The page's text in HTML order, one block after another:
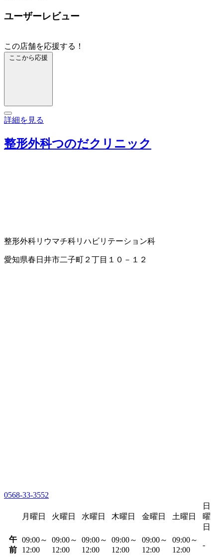
ユーザーレビュー
この店舗を応援する！
ここから応援
詳細を見る
整形外科つのだクリニック
整形外科リウマチ科リハビリテーション科
愛知県春日井市二子町２丁目１０－１２
0568-33-3552
月曜日 火曜日 水曜日 木曜日 金曜日 土曜日
日
曜
日
午
前
09:00～
12:00
09:00～
12:00
09:00～
12:00
09:00～
12:00
09:00～
12:00
09:00～
12:00
-